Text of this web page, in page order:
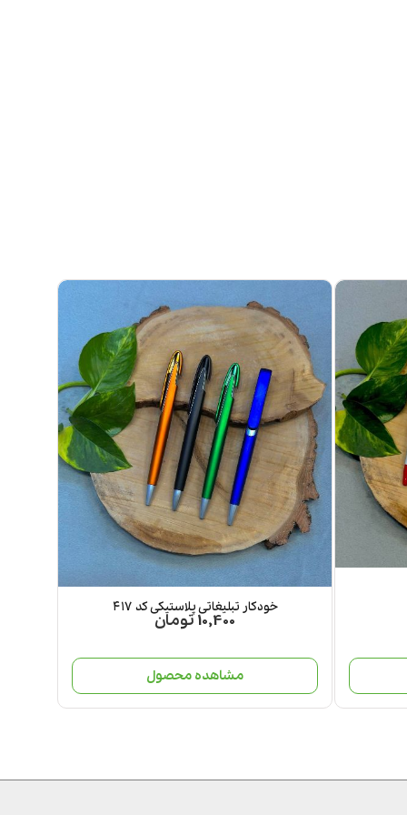
خودکار تبلیغاتی پلاستیکی کد ۴۱۷
10,400 تومان
مشاهده محصول